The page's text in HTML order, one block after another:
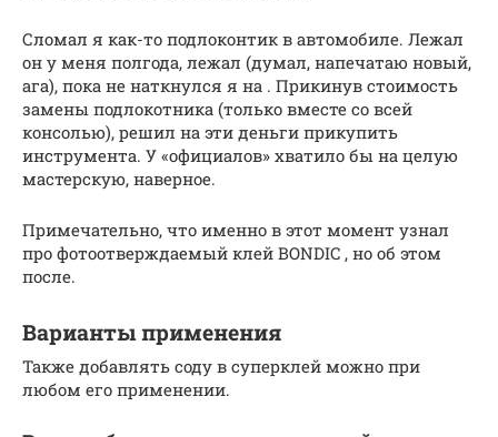
Сломал я как-то подлоконтик в автомобиле. Лежал
он у меня полгода, лежал (думал, напечатаю новый,
ага), пока не наткнулся я на . Прикинув стоимость
замены подлокотника (только вместе со всей
консолью), решил на эти деньги прикупить
инструмента. У «официалов» хватило бы на целую
мастерскую, наверное.
Примечательно, что именно в этот момент узнал
про фотоотверждаемый клей BONDIC , но об этом
после.
Варианты применения
Также добавлять соду в суперклей можно при
любом его применении.